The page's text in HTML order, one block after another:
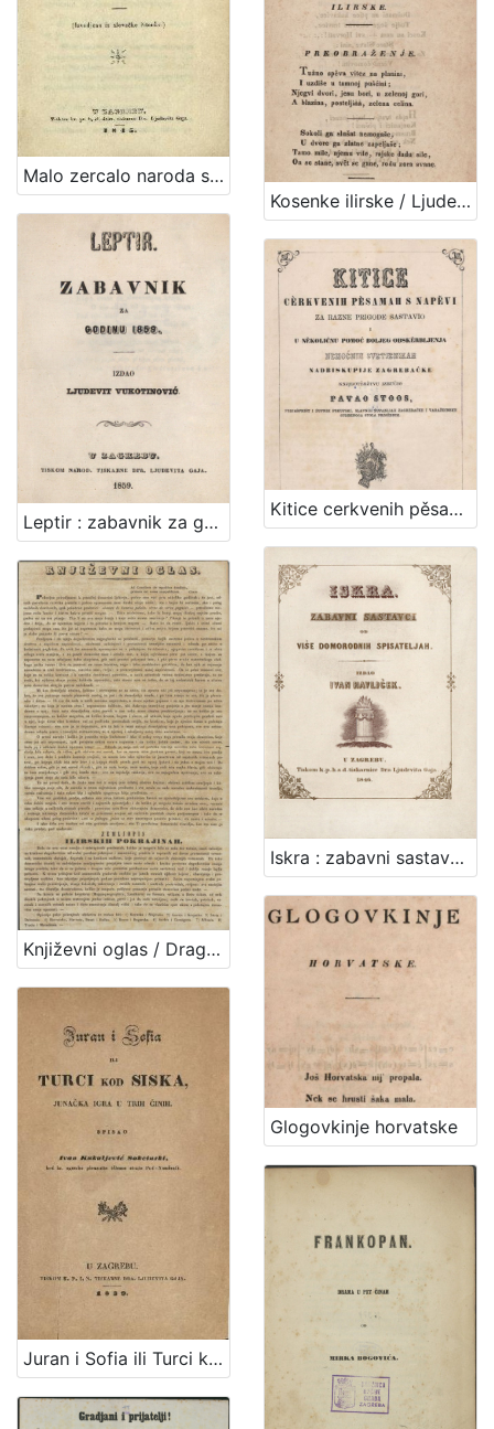
Malo zercalo naroda slavjanskoga : (izvadjeno iz slovačke čitanke) / [JKS].
Leptir : zabavnik za godinu... / uredio Ljudevit Vukotinović
Kosenke ilirske / Ljudevit Gay
Književni oglas / Dragutin Seljan
Kitice cerkvenih pěsamah s napěvi / za razne prigode sastavio Pavao Stoos
Juran i Sofia ili Turci kod Siska, junačka igra u trih činih / spisao Ivan Kukuljević Sakcinski. U Zagrebu, 1839.
Iskra : zabavni sastavci od više domorodnih spisateljah
Glogovkinje horvatske